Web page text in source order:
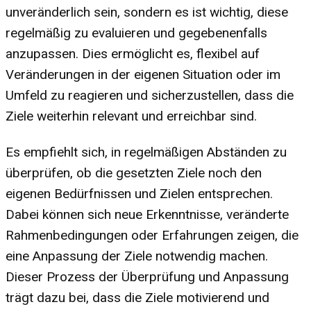
unveränderlich sein, sondern es ist wichtig, diese
regelmäßig zu evaluieren und gegebenenfalls
anzupassen. Dies ermöglicht es, flexibel auf
Veränderungen in der eigenen Situation oder im
Umfeld zu reagieren und sicherzustellen, dass die
Ziele weiterhin relevant und erreichbar sind.
Es empfiehlt sich, in regelmäßigen Abständen zu
überprüfen, ob die gesetzten Ziele noch den
eigenen Bedürfnissen und Zielen entsprechen.
Dabei können sich neue Erkenntnisse, veränderte
Rahmenbedingungen oder Erfahrungen zeigen, die
eine Anpassung der Ziele notwendig machen.
Dieser Prozess der Überprüfung und Anpassung
trägt dazu bei, dass die Ziele motivierend und